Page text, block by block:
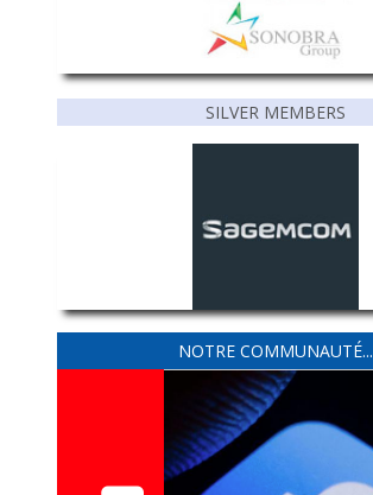
SILVER MEMBERS
NOTRE COMMUNAUTÉ...